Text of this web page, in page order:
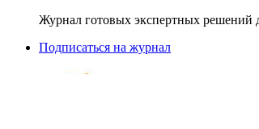
Журнал готовых экспертных решений
Подписаться на журнал